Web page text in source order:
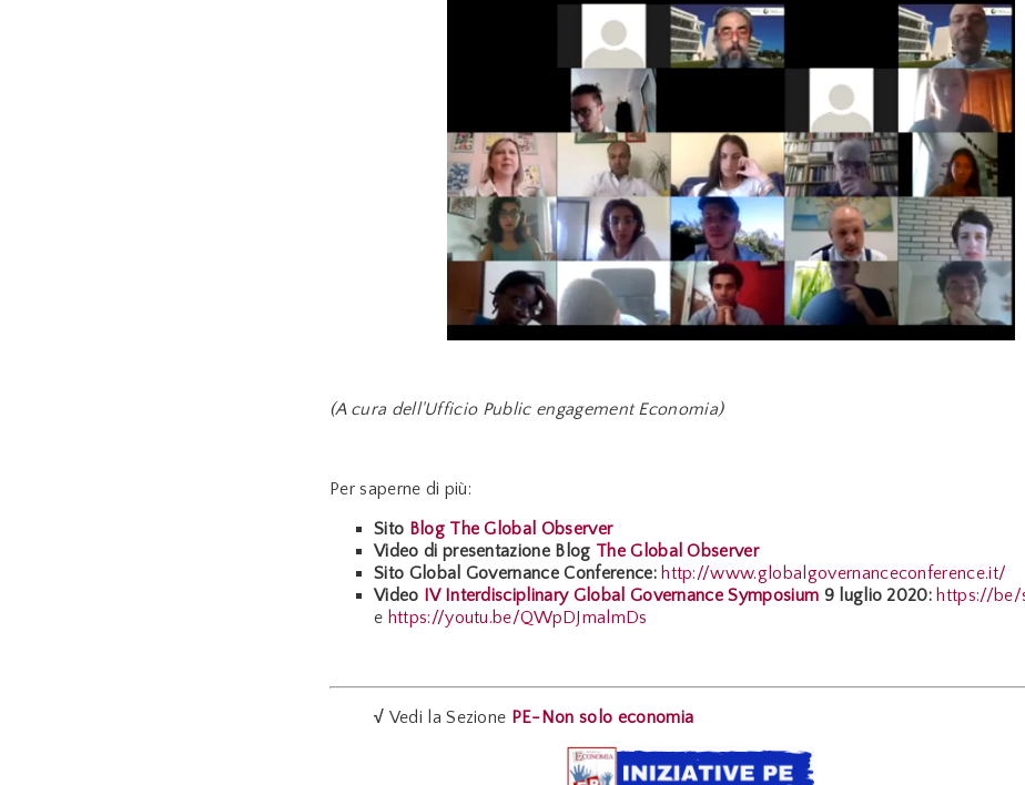
(A cura dell'Ufficio Public engagement Economia)
Per saperne di più:
Sito Blog The Global Observer
Video di presentazione Blog The Global Observer
Sito Global Governance Conference: http://www.globalgovernanceconference.it/
Video IV Interdisciplinary Global Governance Symposium 9 luglio 2020: https://be/
e https://youtu.be/QWpDJmalmDs
√ Vedi la Sezione PE-Non solo economia